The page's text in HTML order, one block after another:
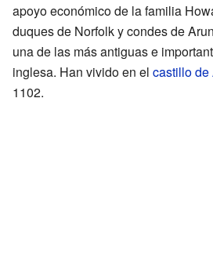
apoyo económico de la familia
duques de Norfolk y condes de
una de las más antiguas e
inglesa. Han vivido en el castillo de
1102.